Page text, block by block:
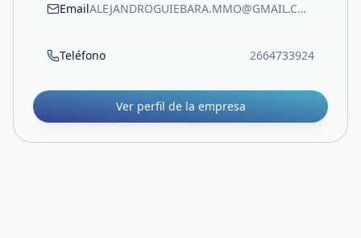
Email ALEJANDROGUIEBARA.MMO@GMAIL.COM
Teléfono 2664733924
Ver perfil de la empresa